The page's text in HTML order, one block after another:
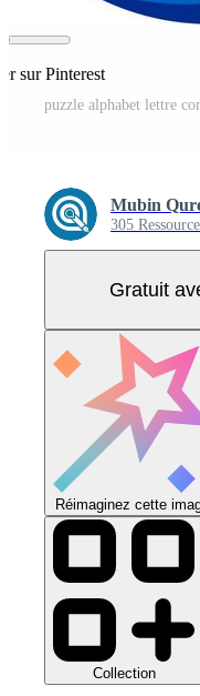
sur Pinterest
puzzle alphabet lettre
Mubin
305
Gratuit
Réimaginez cette
Collection